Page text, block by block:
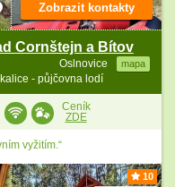
Cornštejn a Bítov
Oslnovice mapa
- půjčovna lodí
Zobrazit kontakty
Ceník
ZDE
vyžitím.“
10